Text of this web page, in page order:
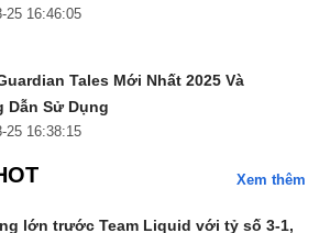
25 16:46:05
Tales Mới Nhất 2025 Và
Dẫn Sử Dụng
25 16:38:15
Xem thêm
lớn trước Team Liquid với tỷ số 3-1,